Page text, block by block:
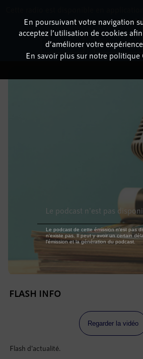
DÉTAILS DE
19 mars 2022à 8h59, durée : Invalid date
FLASH INFO
Regarder la vidéo
Flash d'actualité.
En poursuivant votre navigation
acceptez l’utilisation de cookies
d’améliorer votre
En savoir plus sur notre politique
dessous pour
Non merci Télécharger
Le podcast n'est pas
Le podcast de cette émission n'est pas
n'existe pas. Il peut y avoir un certain
l'émission et la génération du podcast.